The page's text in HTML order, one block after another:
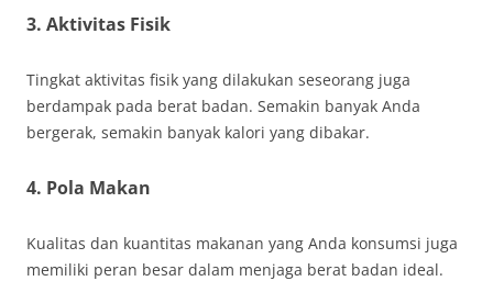
3. Aktivitas Fisik
Tingkat aktivitas fisik yang dilakukan seseorang juga
berdampak pada berat badan. Semakin banyak Anda
bergerak, semakin banyak kalori yang dibakar.
4. Pola Makan
Kualitas dan kuantitas makanan yang Anda konsumsi juga
memiliki peran besar dalam menjaga berat badan ideal.